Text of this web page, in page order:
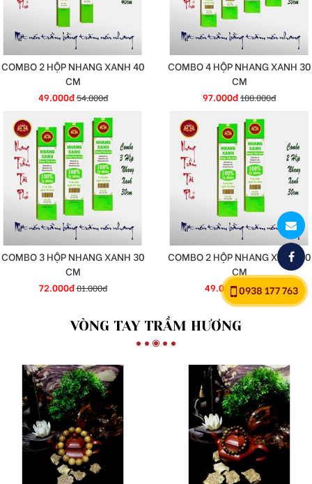
0938 177 763
COMBO 2 HỘP NHANG XANH 40
CM
49.000đ54.000đ
COMBO 4 HỘP NHANG XANH 30
CM
97.000đ108.000đ
COMBO 3 HỘP NHANG XANH 30
CM
72.000đ81.000đ
COMBO 2 HỘP NHANG XANH 30
CM
49.000đ54.000đ
VÒNG TAY TRẦM HƯƠNG